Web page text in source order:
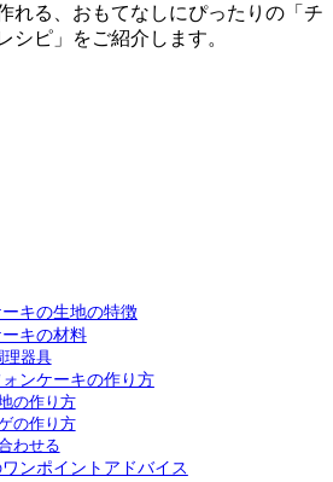
れる、おもてなしにぴったりの「チ
シピ」をご紹介します。
キの生地の特徴
キの材料
理器具
ンケーキの作り方
の作り方
の作り方
わせる
ンポイントアドバイス